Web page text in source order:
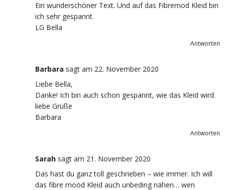
Ein wunderschöner Text. Und auf das Fibremod Kleid bin
ich sehr gespannt.
LG Bella
Antworten
Barbara sagt am 22. November 2020
Liebe Bella,
Danke! Ich bin auch schon gespannt, wie das Kleid wird.
liebe Grüße
Barbara
Antworten
Sarah sagt am 21. November 2020
Das hast du ganz toll geschrieben – wie immer. Ich will
das fibre mood Kleid auch unbeding nähen… wen